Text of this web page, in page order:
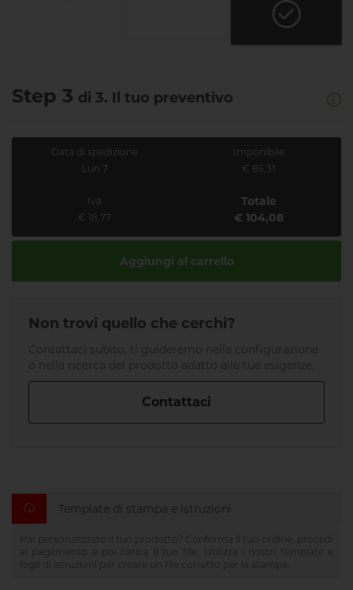
Step 3 di 3. Il tuo preventivo
Data di spedizione
Lun 7
Imponibile
€ 85,31
Iva
€ 18,77
Totale
€ 104,08
Aggiungi al carrello
Non trovi quello che cerchi?
Contattaci subito, ti guideremo nella configurazione
o nella ricerca del prodotto adatto alle tue esigenze.
Contattaci
Template di stampa e istruzioni
Hai personalizzato il tuo prodotto? Conferma il tuo ordine, procedi
al pagamento e poi carica il tuo file. Utilizza i nostri template e
fogli di istruzioni per creare un file corretto per la stampa.